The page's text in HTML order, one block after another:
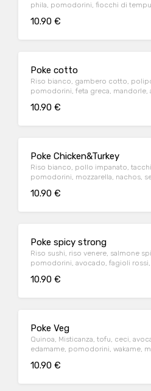
phila, pomodorini, fiocchi di
10.90 €
Poke cotto
Riso bianco, gambero cotto,
pomodorini, feta greca, mandorle,
10.90 €
Poke Chicken&Turkey
Riso bianco, pollo impanato,
pomodorini, mozzarella, nachos,
10.90 €
Poke spicy strong
Riso sushi, riso venere, salmone
pomodorini, avocado, fagioli rossi,
10.90 €
Poke Veg
Quinoa, Misticanza, tofu, ceci,
edamame, pomodorini, wakame,
10.90 €